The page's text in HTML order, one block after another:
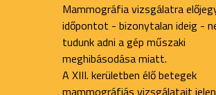
Mammográfia vizsgálatra
időpontot - bizonytalan ideig -
tudunk adni a gép műszaki
meghibásodása miatt.
A XIII. kerületben élő betegek
mammográfiás vizsgálatait